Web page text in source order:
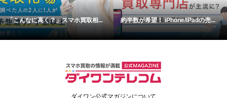
「こんなに高く？」スマホ買取相... 約半数が希望！ iPhone/iPadの売...
ダイワン公式マガジンについて